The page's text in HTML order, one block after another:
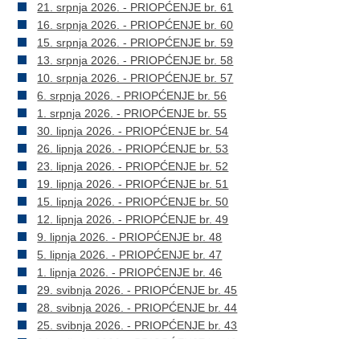
21. srpnja 2026. - PRIOPĆENJE br. 61
16. srpnja 2026. - PRIOPĆENJE br. 60
15. srpnja 2026. - PRIOPĆENJE br. 59
13. srpnja 2026. - PRIOPĆENJE br. 58
10. srpnja 2026. - PRIOPĆENJE br. 57
6. srpnja 2026. - PRIOPĆENJE br. 56
1. srpnja 2026. - PRIOPĆENJE br. 55
30. lipnja 2026. - PRIOPĆENJE br. 54
26. lipnja 2026. - PRIOPĆENJE br. 53
23. lipnja 2026. - PRIOPĆENJE br. 52
19. lipnja 2026. - PRIOPĆENJE br. 51
15. lipnja 2026. - PRIOPĆENJE br. 50
12. lipnja 2026. - PRIOPĆENJE br. 49
9. lipnja 2026. - PRIOPĆENJE br. 48
5. lipnja 2026. - PRIOPĆENJE br. 47
1. lipnja 2026. - PRIOPĆENJE br. 46
29. svibnja 2026. - PRIOPĆENJE br. 45
28. svibnja 2026. - PRIOPĆENJE br. 44
25. svibnja 2026. - PRIOPĆENJE br. 43